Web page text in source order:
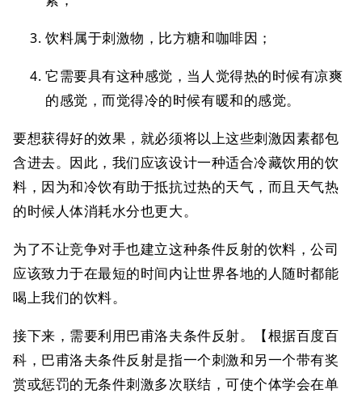
饮料属于刺激物，比方糖和咖啡因；
它需要具有这种感觉，当人觉得热的时候有凉爽
的感觉，而觉得冷的时候有暖和的感觉。
要想获得好的效果，就必须将以上这些刺激因素都包
含进去。因此，我们应该设计一种适合冷藏饮用的饮
料，因为和冷饮有助于抵抗过热的天气，而且天气热
的时候人体消耗水分也更大。
为了不让竞争对手也建立这种条件反射的饮料，公司
应该致力于在最短的时间内让世界各地的人随时都能
喝上我们的饮料。
接下来，需要利用巴甫洛夫条件反射。【根据百度百
科，巴甫洛夫条件反射是指一个刺激和另一个带有奖
赏或惩罚的无条件刺激多次联结，可使个体学会在单